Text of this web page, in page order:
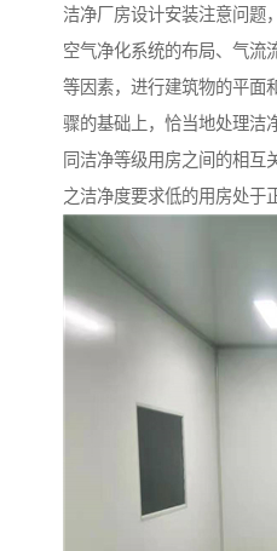
洁净厂房设计安装注意问题
空气净化系统的布局、气流
等因素，进行建筑物的平面
骤的基础上，恰当地处理洁
同洁净等级用房之间的相互
之洁净度要求低的用房处于